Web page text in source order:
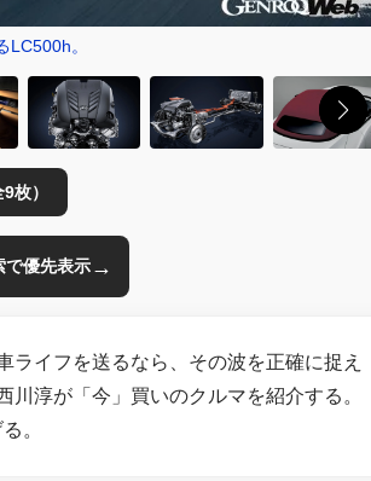
。
枚）
優先表示→
ライフを送るなら、その波を正確に捉え
淳が「今」買いのクルマを紹介する。
。